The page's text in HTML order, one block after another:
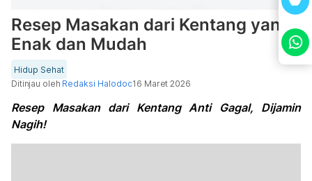
Resep Masakan dari Kentang yang
Enak dan Mudah
Hidup Sehat
Ditinjau oleh Redaksi Halodoc16 Maret 2026
Resep Masakan dari Kentang Anti Gagal, Dijamin
Nagih!